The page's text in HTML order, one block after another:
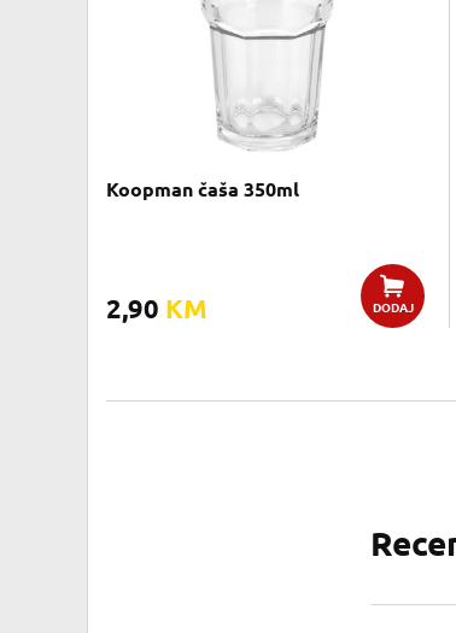
Koopman čaša 350ml
2,90 KM DODAJ